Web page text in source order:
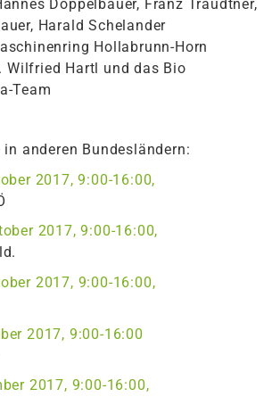
Doppelbauer, Franz Traudtner,
Harald Schelander
Hollabrunn-Horn
Wilfried Hartl und das Bio
Team
anderen Bundesländern:
2017, 9:00-16:00,
2017, 9:00-16:00,
2017, 9:00-16:00,
2017, 9:00-16:00
2017, 9:00-16:00,